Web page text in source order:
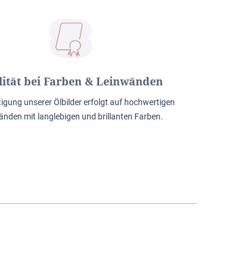
bei Farben & Leinwänden
unserer Ölbilder erfolgt auf hochwertigen
mit langlebigen und brillanten Farben.